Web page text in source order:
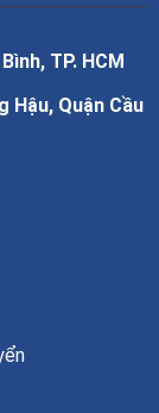
TP. HCM
Hậu, Quận Cầu